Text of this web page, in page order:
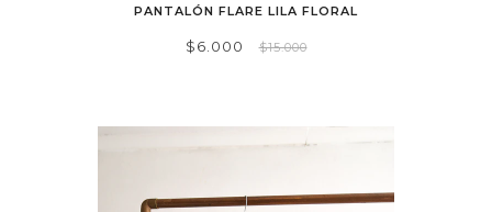
PANTALÓN FLARE LILA FLORAL
$6.000 $15.000